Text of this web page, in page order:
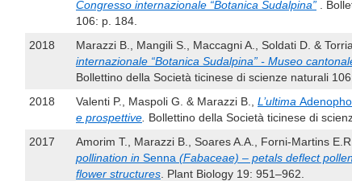
Congresso internazionale “Botanica Sudalpina” .
106: p. 184.
2018
Marazzi B., Mangili S., Maccagni A., Soldati D. &
internazionale “Botanica Sudalpina” - Museo
Bollettino della Società ticinese di scienze naturali
2018
Valenti P., Maspoli G. & Marazzi B., L’ultima
e prospettive Bollettino della Società ticinese di
2017
Amorim T., Marazzi B., Soares A.A., Forni-Martins
pollination in Senna (Fabaceae) – petals deflect
flower structures . Plant Biology 19: 951–962.